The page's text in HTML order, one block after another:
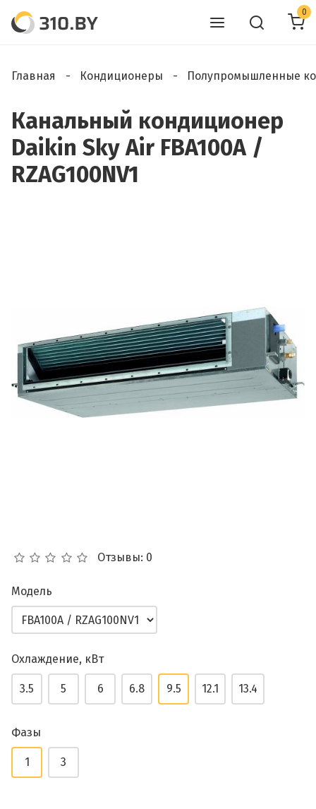
0
Главная Кондиционеры Полупромышленные
Канальный кондиционер
Daikin Sky Air FBA100A /
RZAG100NV1
Отзывы: 0
Модель
Охлаждение, кВт
3.5 5 6 6.8 9.5 12.1 13.4
Фазы
1 3